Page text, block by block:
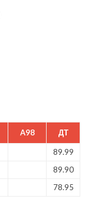
A98 ДТ
89.99
89.90
78.95